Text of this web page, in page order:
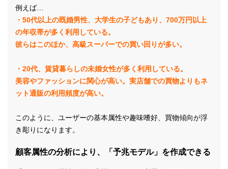
例えば…
・50代以上の既婚男性、大学生の子どもあり、700万円以上
の年収帯が多く利用している。
彼らはこのほか、高級スーパーでの買い回りが多い。
・20代、賃貸暮らしの未婚女性が多く利用している。
美容やファッションに関心が高い。実店舗での買物よりもネ
ット通販の利用頻度が高い。
このように、ユーザーの基本属性や趣味嗜好、買物傾向が浮
き彫りになります。
顧客属性の分析により、「予兆モデル」を作成できる